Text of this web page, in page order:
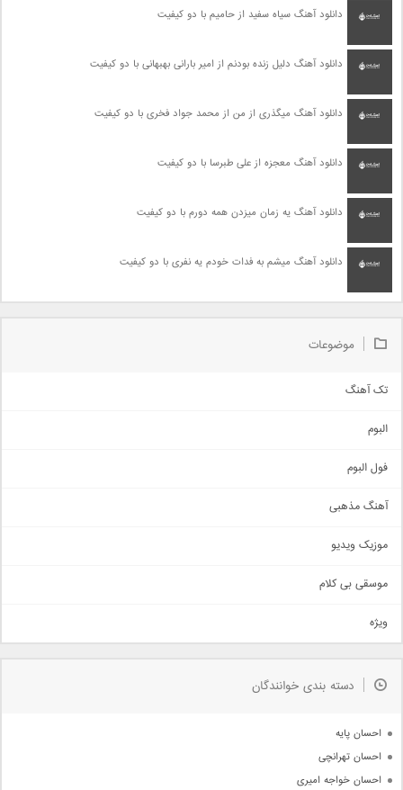
دانلود آهنگ سیاه سفید از حامیم با دو کیفیت
دانلود آهنگ دلیل زنده بودنم از امیر بارانی بهبهانی با دو کیفیت
دانلود آهنگ میگذری از من از محمد جواد فخری با دو کیفیت
دانلود آهنگ معجزه از علی طبرسا با دو کیفیت
دانلود آهنگ یه زمان میزدن همه دورم با دو کیفیت
دانلود آهنگ میشم به فدات خودم یه نفری با دو کیفیت
موضوعات
تک آهنگ
اجتماعی
حماسی
سنتی
اهنگ بندرعباسی
دمو
مذهبی
جدیدترین ها
البوم
فول البوم
آهنگ مذهبی
موزیک ویدیو
موسقی بی کلام
ویژه
دسته بندی خوانندگان
احسان پایه
احسان تهرانچی
احسان خواجه امیری